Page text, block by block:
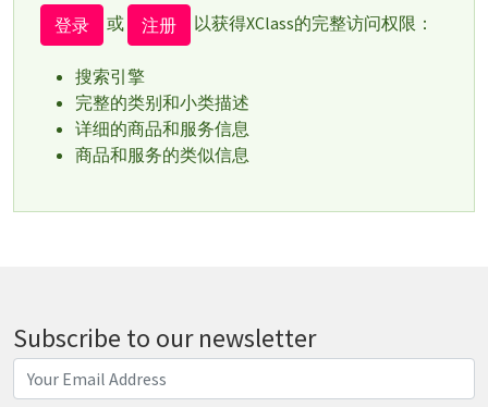
登录 或 注册 以获得XClass的完整访问权限：
搜索引擎
完整的类别和小类描述
详细的商品和服务信息
商品和服务的类似信息
Subscribe to our newsletter